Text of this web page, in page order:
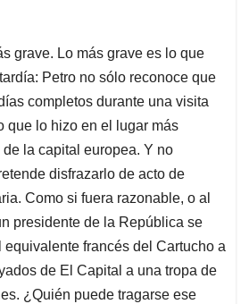
grave. Lo más grave es lo que
Petro no sólo reconoce que
completos durante una visita
que lo hizo en el lugar más
la capital europea. Y no
disfrazarlo de acto de
Como si fuera razonable, o al
presidente de la República se
equivalente francés del Cartucho a
de El Capital a una tropa de
¿Quién puede tragarse ese